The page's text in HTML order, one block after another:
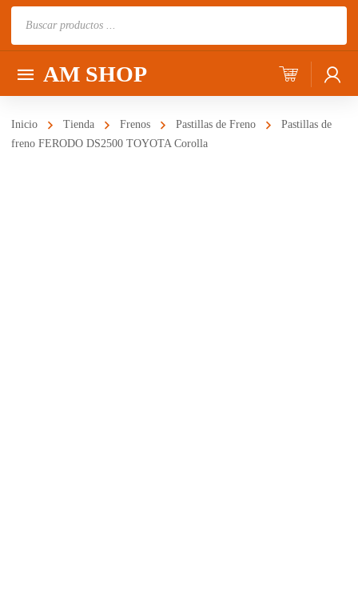
AM SHOP
Inicio Tienda Frenos Pastillas de Freno
Pastillas de
freno FERODO DS2500 TOYOTA Corolla